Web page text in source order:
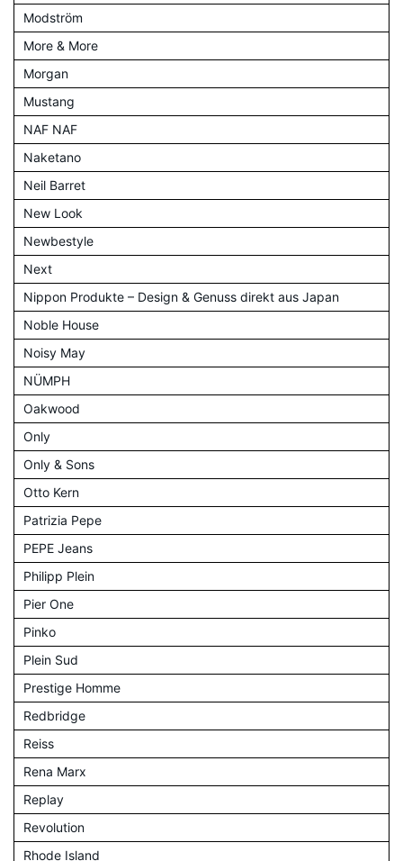
Modström
More & More
Morgan
Mustang
NAF NAF
Naketano
Neil Barret
New Look
Newbestyle
Next
Nippon Produkte – Design & Genuss direkt aus Japan
Noble House
Noisy May
NÜMPH
Oakwood
Only
Only & Sons
Otto Kern
Patrizia Pepe
PEPE Jeans
Philipp Plein
Pier One
Pinko
Plein Sud
Prestige Homme
Redbridge
Reiss
Rena Marx
Replay
Revolution
Rhode Island